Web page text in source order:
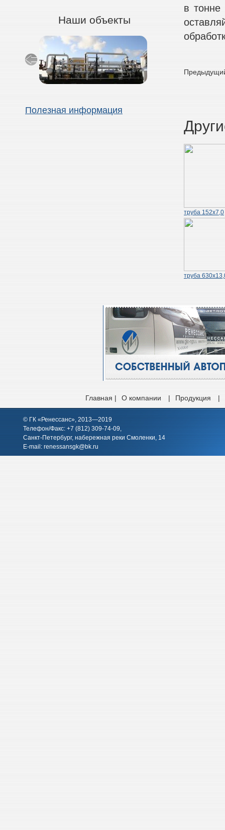
Наши объекты
Полезная информация
в
труба 152х7,0
труба
Главная | О компании | Продукция |
© ГК «Ренессанс», 2013—2019
Телефон/Факс: +7 (812) 309-74-09,
Санкт-Петербург, набережная реки Смоленки, 14
E-mail: renessansgk@bk.ru